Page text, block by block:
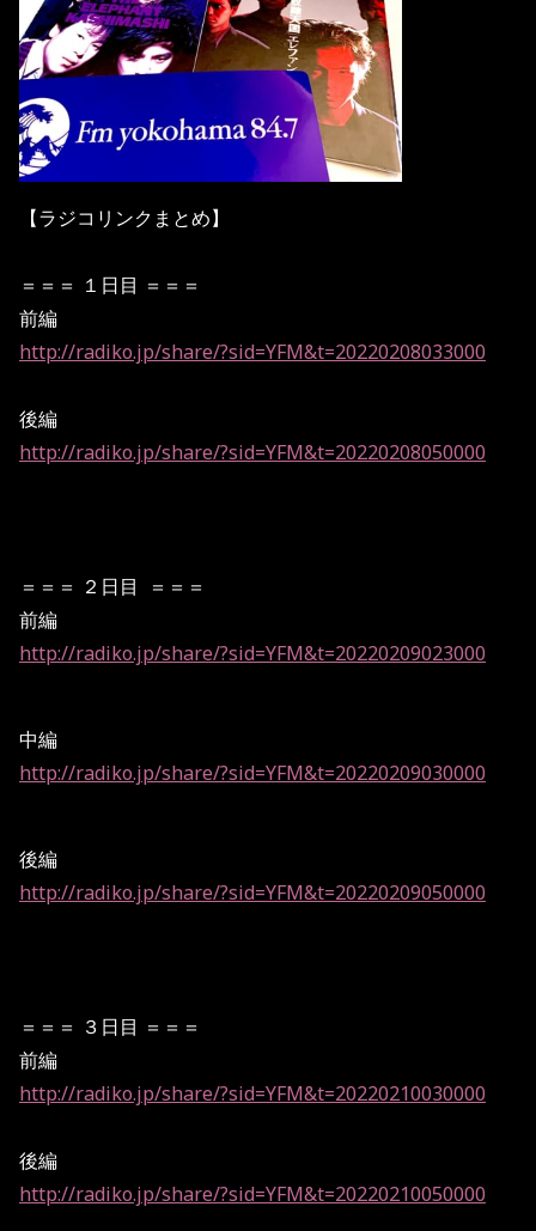
【ラジコリンクまとめ】
＝＝＝ １日目 ＝＝＝
前編
http://radiko.jp/share/?sid=YFM&t=20220208033000
後編
http://radiko.jp/share/?sid=YFM&t=20220208050000
＝＝＝ ２日目
＝＝＝
前編
http://radiko.jp/share/?sid=YFM&t=20220209023000
中編
http://radiko.jp/share/?sid=YFM&t=20220209030000
後編
http://radiko.jp/share/?sid=YFM&t=20220209050000
＝＝＝ ３日目 ＝＝＝
前編
http://radiko.jp/share/?sid=YFM&t=20220210030000
後編
http://radiko.jp/share/?sid=YFM&t=20220210050000